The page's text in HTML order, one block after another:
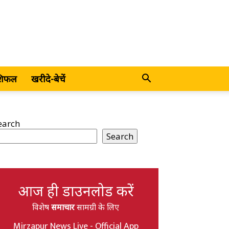
खरीदे-बेचें
Search
आज ही डाउनलोड करें
विशेषसमाचारसामग्री के लिए